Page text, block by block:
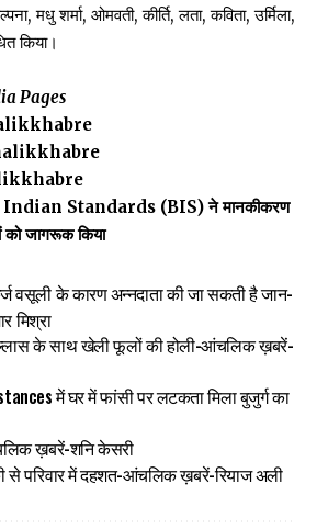
मधु शर्मा, ओमवती, कीर्ति, लता, कविता, उर्मिला,
किया।
Pages
Standards (BIS) ने मानकीकरण
को जागरूक किया
वसूली के कारण अन्नदाता की जा सकती है जान-
मिश्रा
के साथ खेली फूलों की होली-आंचलिक ख़बरें-
में घर में फांसी पर लटकता मिला बुजुर्ग का
ख़बरें-शनि केसरी
से परिवार में दहशत-आंचलिक ख़बरें-रियाज अली